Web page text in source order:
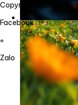
Copyright 2026 @
Facebook
Zalo